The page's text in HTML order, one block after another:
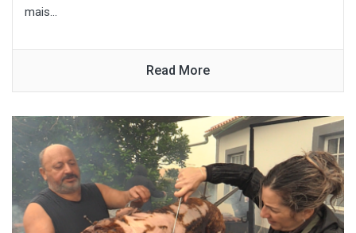
mais...
Read More